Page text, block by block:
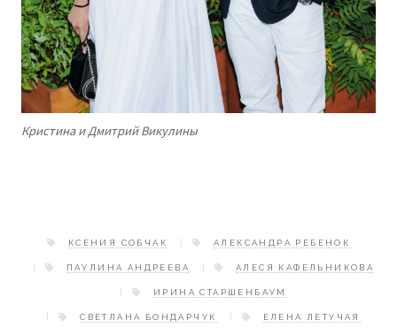
Кристина и Дмитрий Викулины
КСЕНИЯ СОБЧАК АЛЕКСАНДРА РЕБЕНОК
ПАУЛИНА АНДРЕЕВА АЛЕСЯ КАФЕЛЬНИКОВА
ИРИНА СТАРШЕНБАУМ
СВЕТЛАНА БОНДАРЧУК ЕЛЕНА ЛЕТУЧАЯ